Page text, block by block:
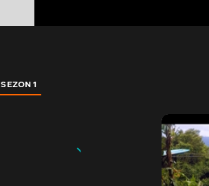
SEZON 1